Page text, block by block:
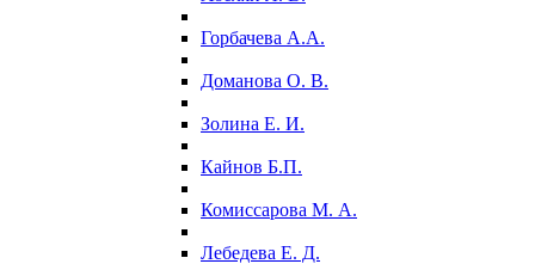
Горбачева А.А.
Доманова О. В.
Золина Е. И.
Кайнов Б.П.
Комиссарова М. А.
Лебедева Е. Д.